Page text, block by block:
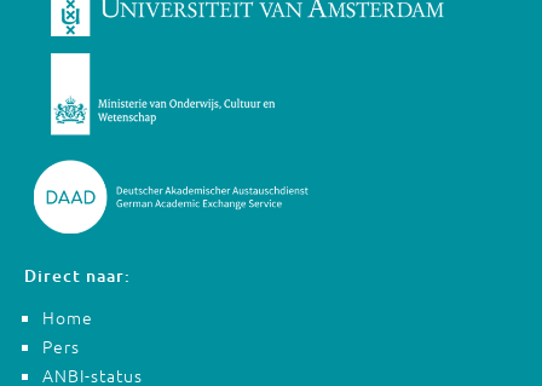
Direct naar:
Home
Pers
ANBI-status